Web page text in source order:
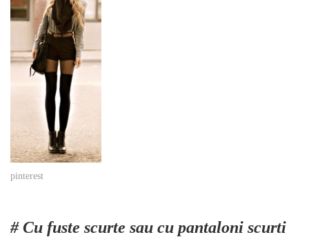
pinterest
# Cu fuste scurte sau cu pantaloni scurti